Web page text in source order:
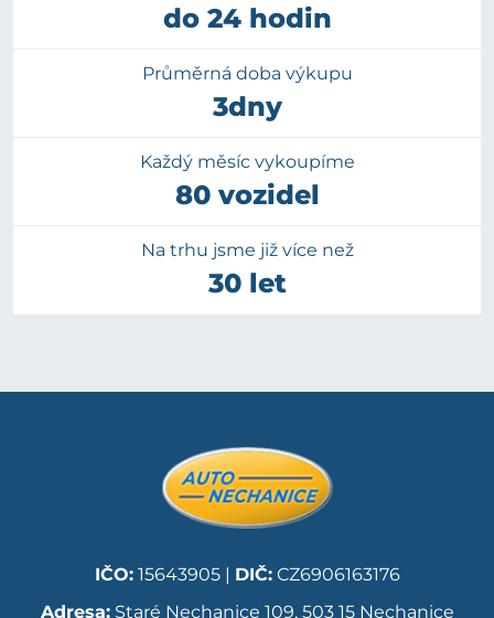
do 24 hodin
Průměrná doba výkupu
3dny
Každý měsíc vykoupíme
80 vozidel
Na trhu jsme již více než
30 let
IČO:15643905 | DIČ:CZ6906163176
Adresa:Staré Nechanice 109, 503 15 Nechanice